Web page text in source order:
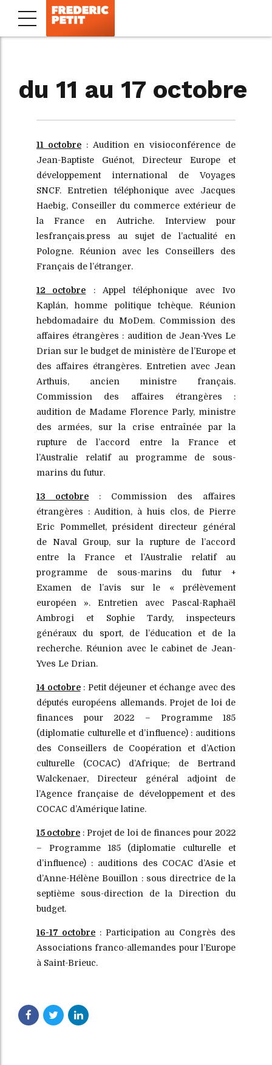
du 11 au 17 octobre
11 octobre: Audition en visioconférence de
Jean-Baptiste Guénot, Directeur Europe et
développement international de Voyages
SNCF. Entretien téléphonique avec Jacques
Haebig, Conseiller du commerce extérieur de
la France en Autriche. Interview pour
lesfrançais.press au sujet de l’actualité en
Pologne. Réunion avec les Conseillers des
Français de l’étranger.
12 octobre : Appel téléphonique avec Ivo
Kaplán, homme politique tchèque. Réunion
hebdomadaire du MoDem. Commission des
affaires étrangères : audition de Jean-Yves Le
Drian sur le budget de ministère de l’Europe et
des affaires étrangères. Entretien avec Jean
Arthuis, ancien ministre français.
Commission des affaires étrangères :
audition de Madame Florence Parly, ministre
des armées, sur la crise entraînée par la
rupture de l’accord entre la France et
l’Australie relatif au programme de sous-
marins du futur.
13 octobre : Commission des affaires
étrangères : Audition, à huis clos, de Pierre
Eric Pommellet, président directeur général
de Naval Group, sur la rupture de l’accord
entre la France et l’Australie relatif au
programme de sous-marins du futur +
Examen de l’avis sur le « prélèvement
européen ». Entretien avec Pascal-Raphaël
Ambrogi et Sophie Tardy, inspecteurs
généraux du sport, de l’éducation et de la
recherche. Réunion avec le cabinet de Jean-
Yves Le Drian.
14 octobre: Petit déjeuner et échange avec des
députés européens allemands. Projet de loi de
finances pour 2022 – Programme 185
(diplomatie culturelle et d’influence) : auditions
des Conseillers de Coopération et d’Action
culturelle (COCAC) d’Afrique; de Bertrand
Walckenaer, Directeur général adjoint de
l’Agence française de développement et des
COCAC d’Amérique latine.
15 octobre : Projet de loi de finances pour 2022
– Programme 185 (diplomatie culturelle et
d’influence) : auditions des COCAC d’Asie et
d’Anne-Hélène Bouillon : sous directrice de la
septième sous-direction de la Direction du
budget.
16-17 octobre : Participation au Congrès des
Associations franco-allemandes pour l’Europe
à Saint-Brieuc.